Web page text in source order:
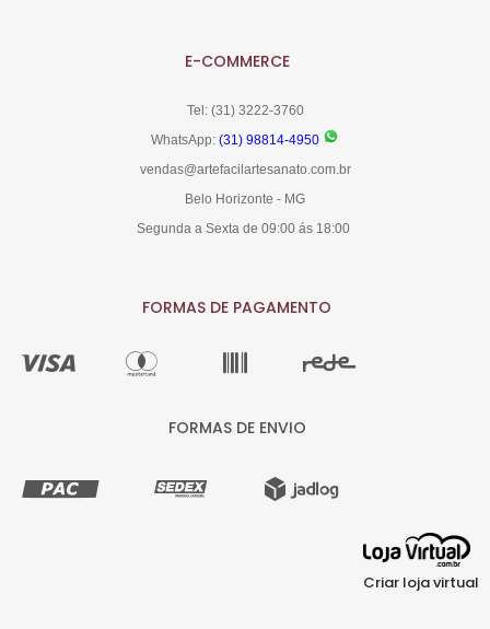
E-COMMERCE
Tel: (31) 3222-3760
WhatsApp: (31) 98814-4950
vendas@artefacilartesanato.com.br
Belo Horizonte - MG
Segunda a Sexta de 09:00 ás 18:00
FORMAS DE PAGAMENTO
FORMAS DE ENVIO
Criar loja virtual